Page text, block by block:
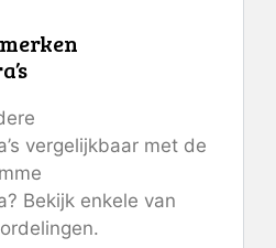
vergelijkbaar met de
Bekijk enkele van